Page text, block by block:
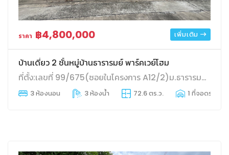
ราคา ฿4,800,000 เพิ่มเติม
บ้านเดี่ยว 2 ชั้นหมู่บ้านธารารมย์ พาร์คเวย์โฮม
ที่ตั้ง:เลขที่ 99/675(ซอยในโครงการ A12/2)ม.ธารารมย์ พาร์คเวย์โฮม ถนนรามคำแหง ซอยรามคำแหง 150
3 ห้องนอน 3 ห้องน้ำ 72.6 ตร.ว. 1 ที่จอดรถ